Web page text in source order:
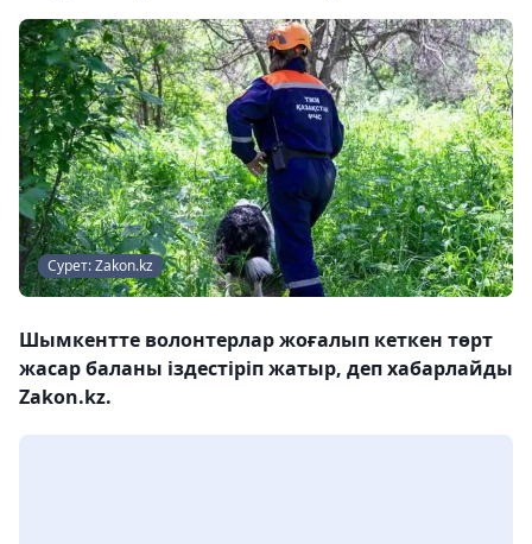
Сурет: Zakon.kz
Шымкентте волонтерлар жоғалып кеткен төрт
жасар баланы іздестіріп жатыр, деп хабарлайды
Zakon.kz.